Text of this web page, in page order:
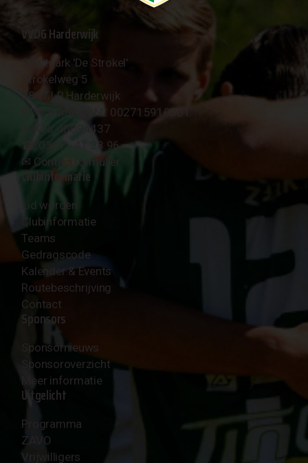
VVOG Harderwijk
Sportpark 'De Strokel'
Strokelweg 5
3847 LR Harderwijk
BTW Nummer NL 002715910B01
KvK Nr 40094437
☎︎ 0341 - 41 28 96
✉︎ Contactformulier
Clubinformatie
Lid worden
Clubinformatie
Teams
Gedragscode
Kalender & Events
Routebeschrijving
Contact
Sponsors
Sponsornieuws
Sponsoroverzicht
Meer informatie
Uitgelicht
Programma
ZAVO
Vrijwilligers